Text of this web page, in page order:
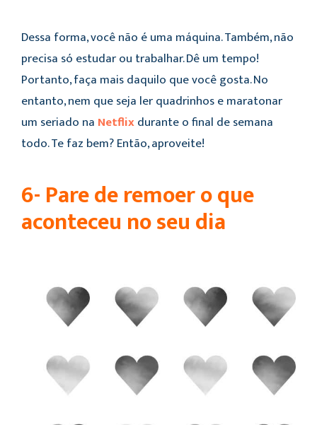
Dessa forma, você não é uma máquina. Também, não
precisa só estudar ou trabalhar. Dê um tempo!
Portanto, faça mais daquilo que você gosta. No
entanto, nem que seja ler quadrinhos e maratonar
um seriado na Netflixdurante o final de semana
todo. Te faz bem? Então, aproveite!
6- Pare de remoer o que
aconteceu no seu dia